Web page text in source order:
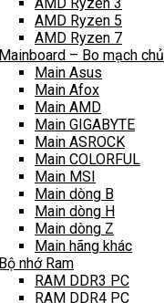
AMD Ryzen 3
AMD Ryzen 5
AMD Ryzen 7
Mainboard – Bo mạch chủ
Main Asus
Main Afox
Main AMD
Main GIGABYTE
Main ASROCK
Main COLORFUL
Main MSI
Main dòng B
Main dòng H
Main dòng Z
Main hãng khác
Bộ nhớ Ram
RAM DDR3 PC
RAM DDR4 PC